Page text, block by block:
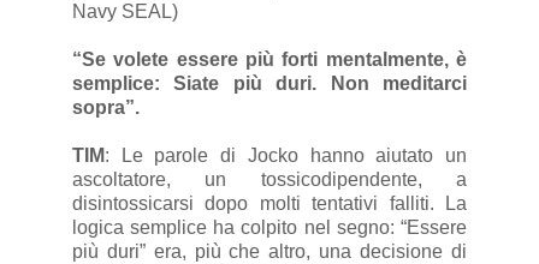
Navy SEAL)
“Se volete essere più forti mentalmente, è
semplice: Siate più duri. Non meditarci
sopra”.
TIM: Le parole di Jocko hanno aiutato un
ascoltatore, un tossicodipendente, a
disintossicarsi dopo molti tentativi falliti. La
logica semplice ha colpito nel segno: “Essere
più duri” era, più che altro, una decisione di